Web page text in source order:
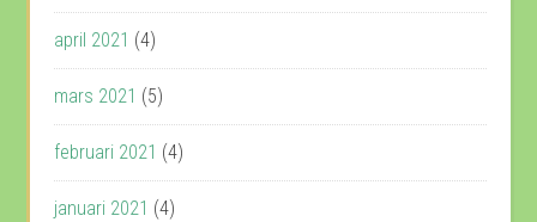
april 2021 (4)
mars 2021 (5)
februari 2021 (4)
januari 2021 (4)